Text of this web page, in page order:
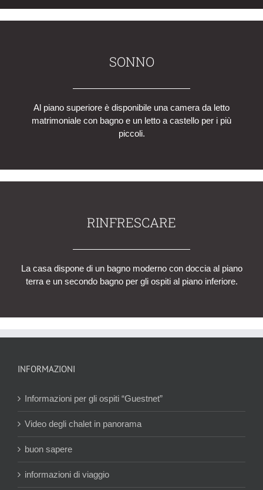
SONNO
Al piano superiore è disponibile una camera da letto
matrimoniale con bagno e un letto a castello per i più
piccoli.
RINFRESCARE
La casa dispone di un bagno moderno con doccia al piano
terra e un secondo bagno per gli ospiti al piano inferiore.
INFORMAZIONI
Informazioni per gli ospiti “Guestnet”
Video degli chalet in panorama
buon sapere
informazioni di viaggio